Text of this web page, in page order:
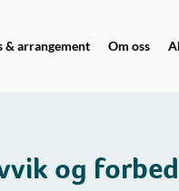
& arrangement Om oss
og